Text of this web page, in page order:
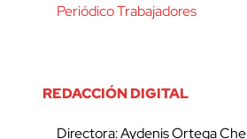
Periódico Trabajadores
REDACCIÓN DIGITAL
Directora: Aydenis Ortega Che